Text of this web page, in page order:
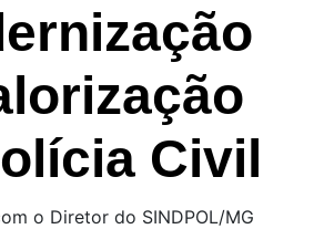
Civil
o Diretor do SINDPOL/MG